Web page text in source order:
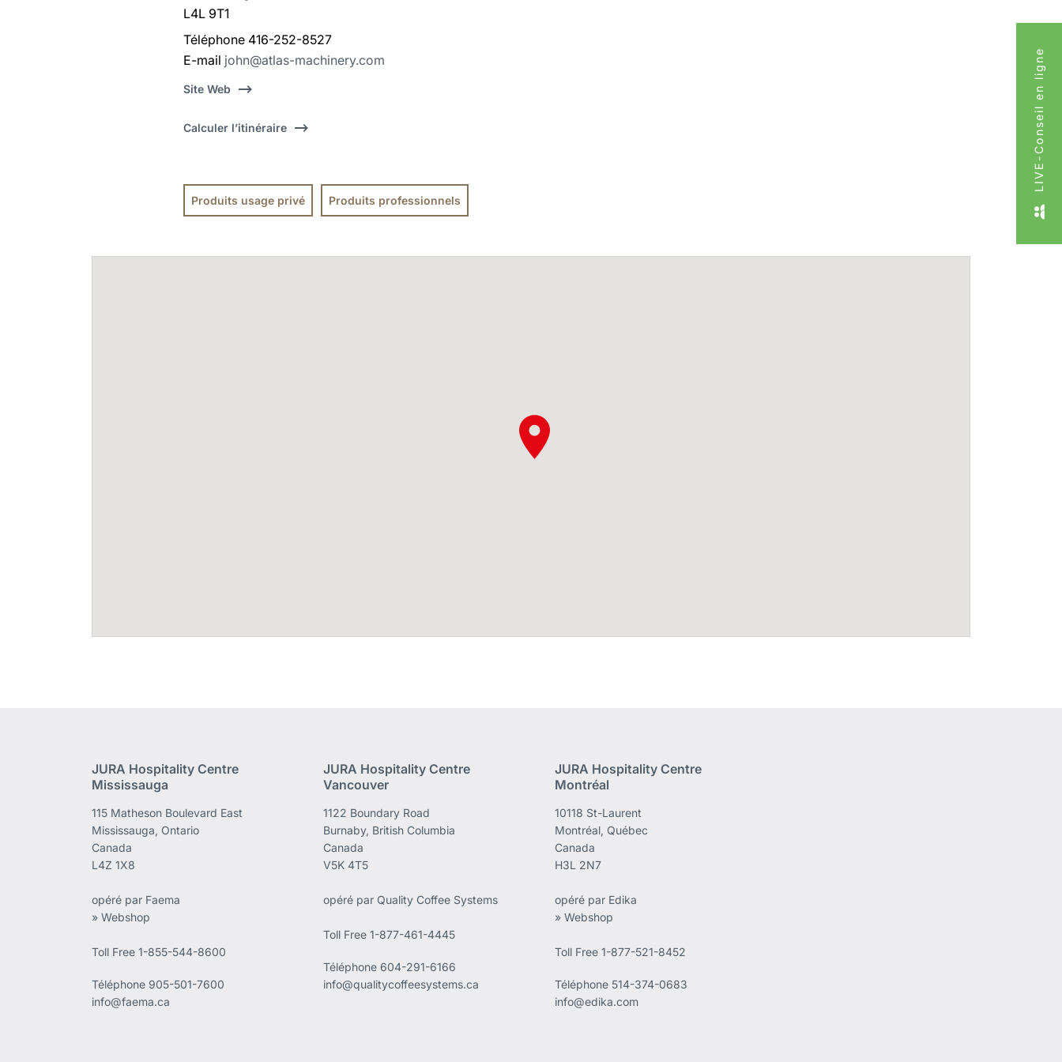
L4L 9T1
Téléphone 416-252-8527
E-mail john@atlas-machinery.com
Site Web
Calculer l’itinéraire
Produits usage privé Produits professionnels
JURA Hospitality Centre
Mississauga
115 Matheson Boulevard East
Mississauga, Ontario
Canada
L4Z 1X8
opéré par Faema
» Webshop
Toll Free 1-855-544-8600
Téléphone 905-501-7600
info@faema.ca
JURA Hospitality Centre
Vancouver
1122 Boundary Road
Burnaby, British Columbia
Canada
V5K 4T5
opéré par Quality Coffee Systems
Toll Free 1-877-461-4445
Téléphone604-291-6166
info@qualitycoffeesystems.ca
JURA Hospitality Centre
Montréal
10118 St-Laurent
Montréal, Québec
Canada
H3L 2N7
opéré par Edika
» Webshop
Toll Free 1-877-521-8452
Téléphone 514-374-0683
info@edika.com
LIVE-Conseil en ligne